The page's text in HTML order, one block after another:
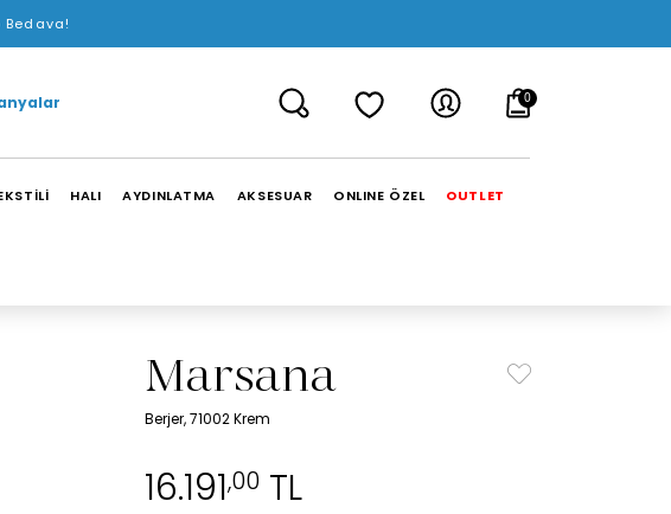
Bedava!
0
HALI AYDINLATMA AKSESUAR ONLINE ÖZEL OUTLET
Marsana
Berjer, 71002 Krem
16.191,00TL